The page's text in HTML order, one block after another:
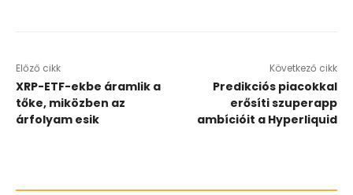
Előző cikk
XRP-ETF-ekbe áramlik a
tőke, miközben az
árfolyam esik
Következő cikk
Predikciós piacokkal
erősíti szuperapp
ambícióit a Hyperliquid